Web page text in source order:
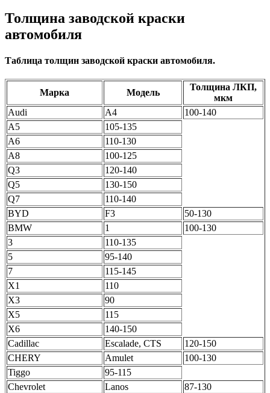
Толщина заводской краски
автомобиля
Таблица толщин заводской краски автомобиля.
Марка Модель
Толщина ЛКП,
мкм
Audi
A4
100-140
A5
105-135
A6
110-130
A8
100-125
Q3
120-140
Q5
130-150
Q7
110-140
BYD
F3
50-130
BMW
1
100-130
3
110-135
5
95-140
7
115-145
X1
110
X3
90
X5
115
X6
140-150
Cadillac
Escalade, CTS
120-150
CHERY
Amulet
100-130
Tiggo
95-115
Chevrolet
Lanos
87-130